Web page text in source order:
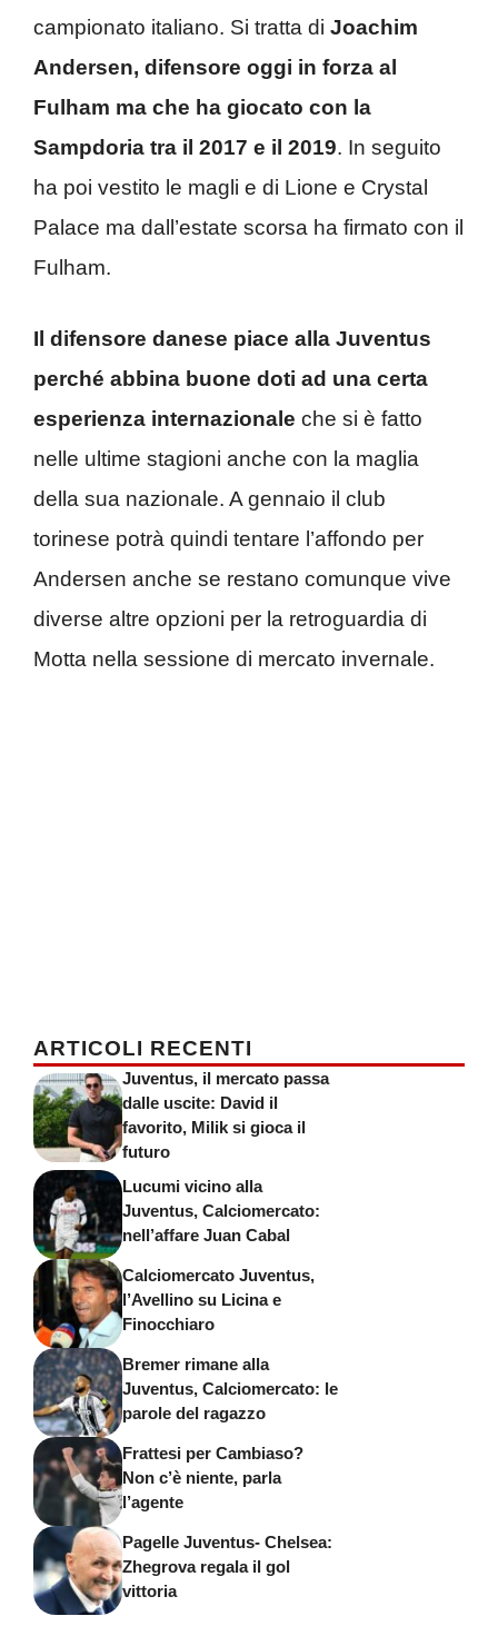
campionato italiano. Si tratta di Joachim
Andersen, difensore oggi in forza al
Fulham ma che ha giocato con la
Sampdoria tra il 2017 e il 2019. In seguito
ha poi vestito le magli e di Lione e Crystal
Palace ma dall’estate scorsa ha firmato con il
Fulham.
Il difensore danese piace alla Juventus
perché abbina buone doti ad una certa
esperienza internazionale che si è fatto
nelle ultime stagioni anche con la maglia
della sua nazionale. A gennaio il club
torinese potrà quindi tentare l’affondo per
Andersen anche se restano comunque vive
diverse altre opzioni per la retroguardia di
Motta nella sessione di mercato invernale.
ARTICOLI RECENTI
Juventus, il mercato passa
dalle uscite: David il
favorito, Milik si gioca il
futuro
Lucumi vicino alla
Juventus, Calciomercato:
nell’affare Juan Cabal
Calciomercato Juventus,
l’Avellino su Licina e
Finocchiaro
Bremer rimane alla
Juventus, Calciomercato: le
parole del ragazzo
Frattesi per Cambiaso?
Non c’è niente, parla
l’agente
Pagelle Juventus- Chelsea:
Zhegrova regala il gol
vittoria